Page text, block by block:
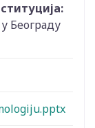
Београду